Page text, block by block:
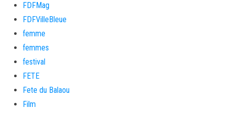
FDFMag
FDFVilleBleue
femme
femmes
festival
FETE
Fete du Balaou
Film